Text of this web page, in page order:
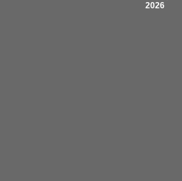
2026